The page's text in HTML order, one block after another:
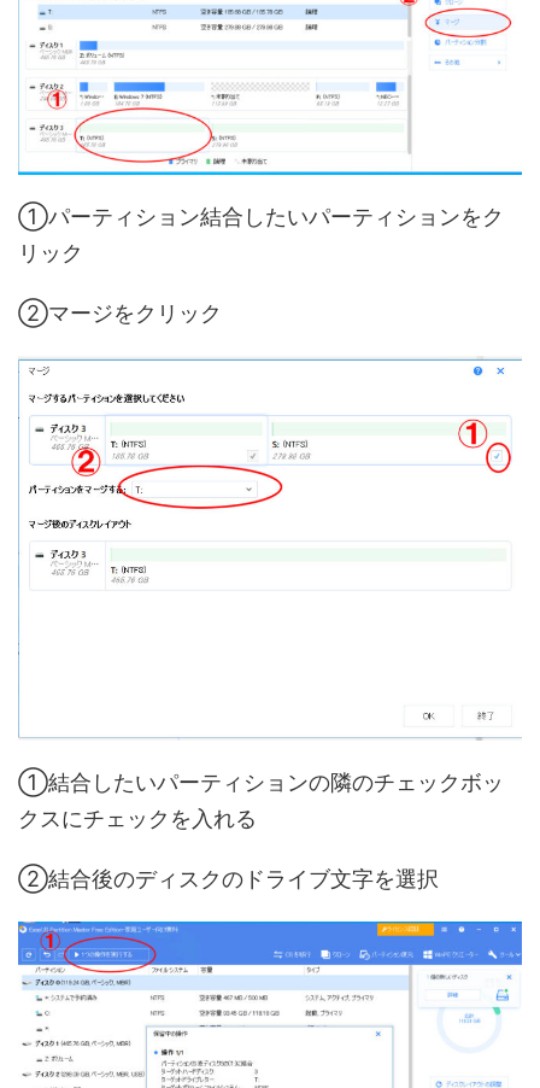
①パーティション結合したいパーティションをク
リック
②マージをクリック
①結合したいパーティションの隣のチェックボッ
クスにチェックを入れる
②結合後のディスクのドライブ文字を選択